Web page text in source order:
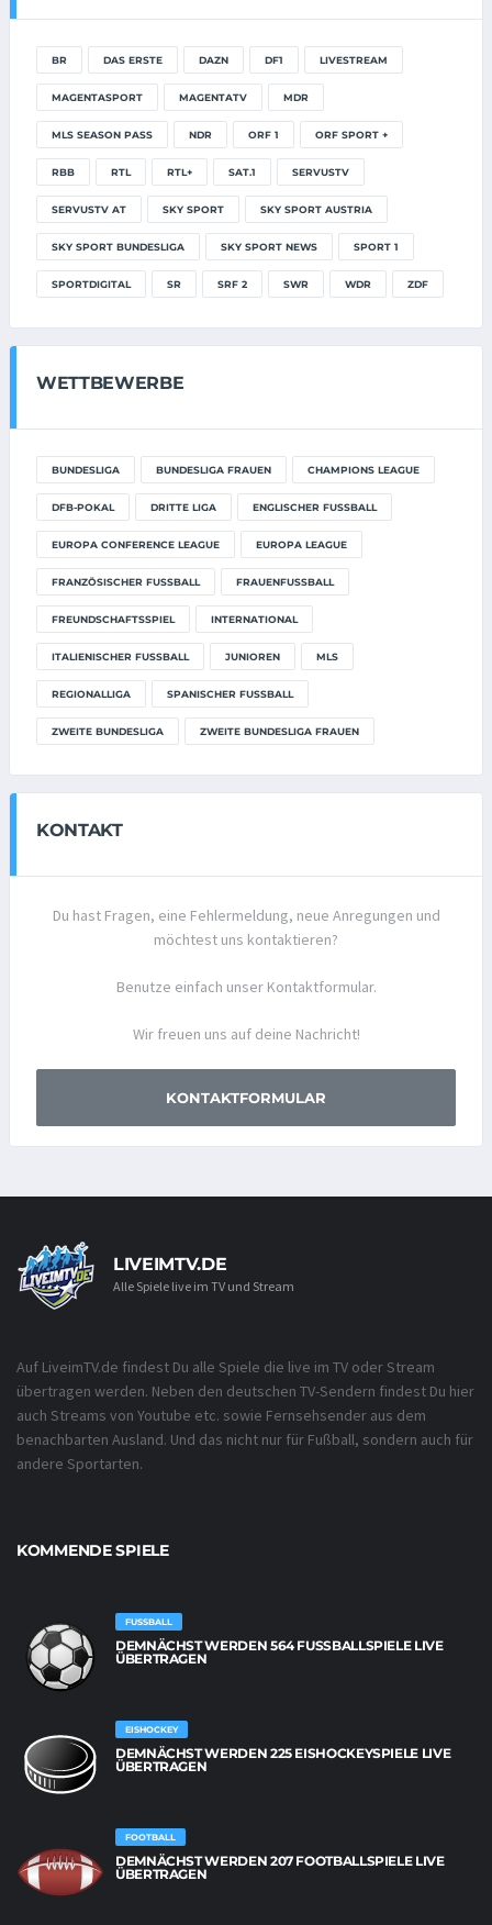
BR DAS ERSTE DAZN DF1 LIVESTREAM
MAGENTASPORT MAGENTATV MDR
MLS SEASON PASS NDR ORF 1 ORF SPORT +
RBB RTL RTL+ SAT.1 SERVUSTV
SERVUSTV AT SKY SPORT SKY SPORT AUSTRIA
SKY SPORT BUNDESLIGA SKY SPORT NEWS SPORT 1
SPORTDIGITAL SR SRF 2 SWR WDR ZDF
WETTBEWERBE
BUNDESLIGA BUNDESLIGA FRAUEN CHAMPIONS LEAGUE
DFB-POKAL DRITTE LIGA ENGLISCHER FUSSBALL
EUROPA CONFERENCE LEAGUE EUROPA LEAGUE
FRANZÖSISCHER FUSSBALL FRAUENFUSSBALL
FREUNDSCHAFTSSPIEL INTERNATIONAL
ITALIENISCHER FUSSBALL JUNIOREN MLS
REGIONALLIGA SPANISCHER FUSSBALL
ZWEITE BUNDESLIGA ZWEITE BUNDESLIGA FRAUEN
KONTAKT
Du hast Fragen, eine Fehlermeldung, neue Anregungen und
möchtest uns kontaktieren?
Benutze einfach unser Kontaktformular.
Wir freuen uns auf deine Nachricht!
KONTAKTFORMULAR
LIVEIMTV.DE
Alle Spiele live im TV und Stream
Auf LiveimTV.de findest Du alle Spiele die live im TV oder Stream
übertragen werden. Neben den deutschen TV-Sendern findest Du hier
auch Streams von Youtube etc. sowie Fernsehsender aus dem
benachbarten Ausland. Und das nicht nur für Fußball, sondern auch für
andere Sportarten.
KOMMENDE SPIELE
FUSSBALL
DEMNÄCHST WERDEN 564 FUSSBALLSPIELE LIVE Ü
BERTRAGEN
EISHOCKEY
DEMNÄCHST WERDEN 225 EISHOCKEYSPIELE LIVE
ÜBERTRAGEN
FOOTBALL
DEMNÄCHST WERDEN 207 FOOTBALLSPIELE LIVE
ÜBERTRAGEN